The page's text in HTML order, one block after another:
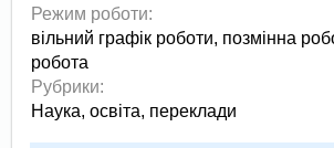
Режим роботи:
вільний графік роботи, позмінна
робота
Рубрики:
Наука, освіта, переклади